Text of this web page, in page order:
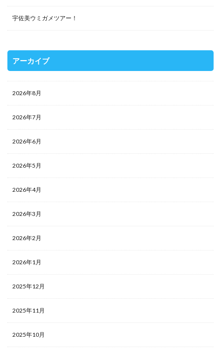
宇佐美ウミガメツアー！
アーカイブ
2026年8月
2026年7月
2026年6月
2026年5月
2026年4月
2026年3月
2026年2月
2026年1月
2025年12月
2025年11月
2025年10月